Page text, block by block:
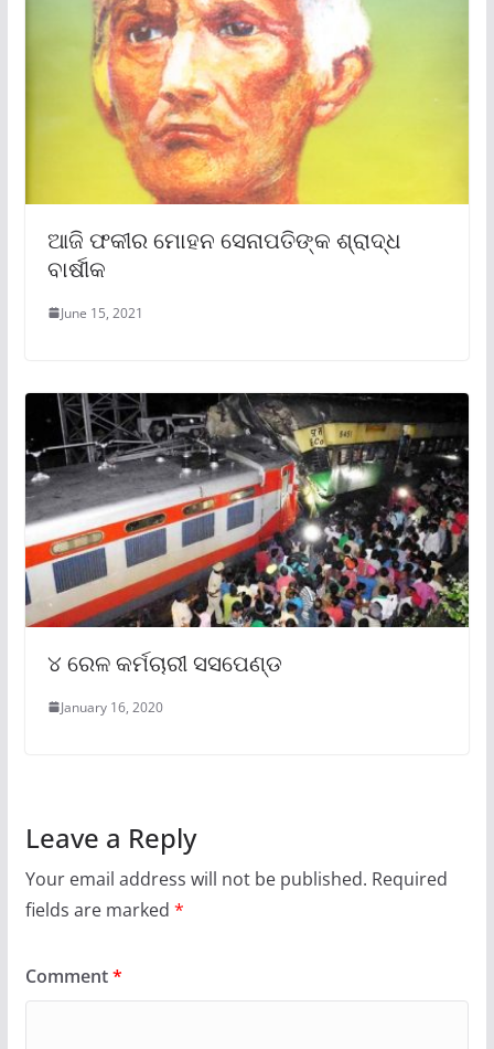
ଆଜି ଫକୀର ମୋହନ ସେନାପତିଙ୍କ ଶ୍ରାଦ୍ଧ
ବାର୍ଷୀକ
June 15, 2021
୪ ରେଳ କର୍ମଚାରୀ ସସପେଣ୍ଡ
January 16, 2020
Leave a Reply
Your email address will not be published. Required
fields are marked *
Comment*